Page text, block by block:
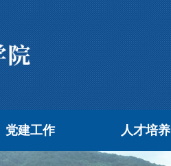
党建工作 人才培养